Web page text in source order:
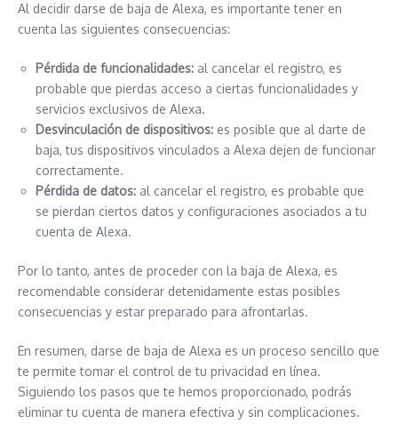
Al decidir darse de baja de Alexa, es importante tener en
cuenta las siguientes consecuencias:
Pérdida de funcionalidades: al cancelar el registro, es
probable que pierdas acceso a ciertas funcionalidades y
servicios exclusivos de Alexa.
Desvinculación de dispositivos: es posible que al darte de
baja, tus dispositivos vinculados a Alexa dejen de funcionar
correctamente.
Pérdida de datos: al cancelar el registro, es probable que
se pierdan ciertos datos y configuraciones asociados a tu
cuenta de Alexa.
Por lo tanto, antes de proceder con la baja de Alexa, es
recomendable considerar detenidamente estas posibles
consecuencias y estar preparado para afrontarlas.
En resumen, darse de baja de Alexa es un proceso sencillo que
te permite tomar el control de tu privacidad en línea.
Siguiendo los pasos que te hemos proporcionado, podrás
eliminar tu cuenta de manera efectiva y sin complicaciones.